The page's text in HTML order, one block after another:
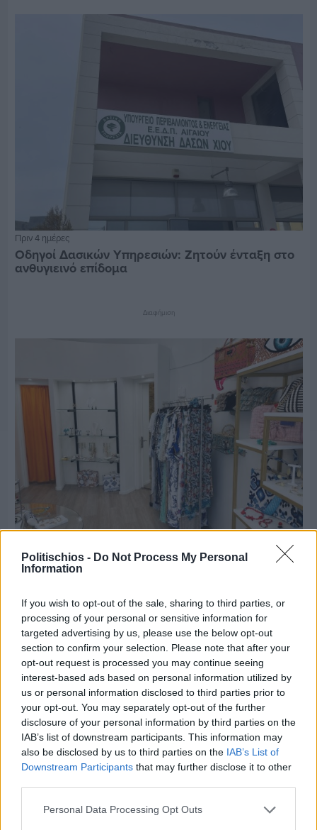
Politischios - Do Not Process My Personal
Information
If you wish to opt-out of the sale, sharing to third parties, or
processing of your personal or sensitive information for
targeted advertising by us, please use the below opt-out
section to confirm your selection. Please note that after your
opt-out request is processed you may continue seeing
interest-based ads based on personal information utilized by
us or personal information disclosed to third parties prior to
your opt-out. You may separately opt-out of the further
disclosure of your personal information by third parties on the
IAB’s list of downstream participants. This information may
also be disclosed by us to third parties on the IAB’s List of
Downstream Participants that may further disclose it to other
Personal Data Processing Opt Outs
Πριν 4 ημέρες
Οδηγοί Δασικών Υπηρεσιών: Ζητούν ένταξη στο
ανθυγιεινό επίδομα
Διαφήμιση
Πριν 5 ημέρες
Οι ξεχωριστές καλοκαιρινές προτάσεις του